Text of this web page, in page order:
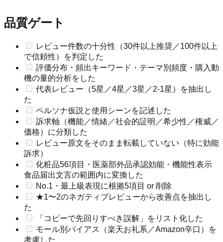
品質ゲート
レビュー件数の十分性（30件以上推奨／100件以上
で信頼性）を判定した
評価分布・頻出キーワード・テーマ別頻度・購入動
機の量的分析をした
代表レビュー（5星／4星／3星／2-1星）を抽出し
た
ペルソナ仮説と使用シーンを記述した
訴求軸（機能／情緒／社会的証明／希少性／権威／
価格）に分類した
レビュー原文をそのまま転載していない（特に効能
訴求）
化粧品56項目・医薬部外品承認効能・機能性表示
食品届出文言の範囲内に変換した
No.1・最上級表現に根拠5項目 or 削除
★1〜2のネガティブレビューから改善点を抽出し
た
「コピーで先回りすべき誤解」をリスト化した
モール別バイアス（楽天お礼系／Amazon辛口）を
考慮した